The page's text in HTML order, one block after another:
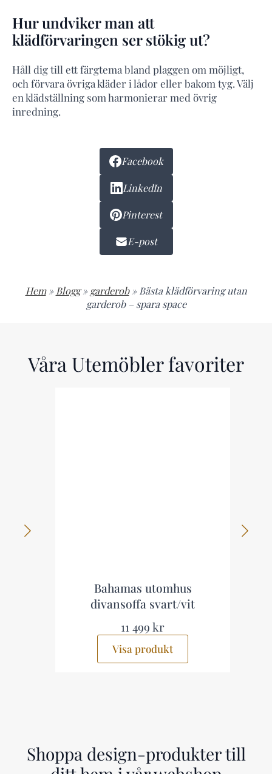
Hur undviker man att
klädförvaringen ser stökig ut?
Håll dig till ett färgtema bland plaggen om möjligt,
och förvara övriga kläder i lådor eller bakom tyg. Välj
en klädställning som harmonierar med övrig
inredning.
Facebook
LinkedIn
Pinterest
E-post
Hem » Blogg » garderob » Bästa klädförvaring utan
garderob – spara space
Våra Utemöbler favoriter
Bahamas utomhus
divansoffa svart/vit
11 499 kr
Visa produkt
Shoppa design-produkter till